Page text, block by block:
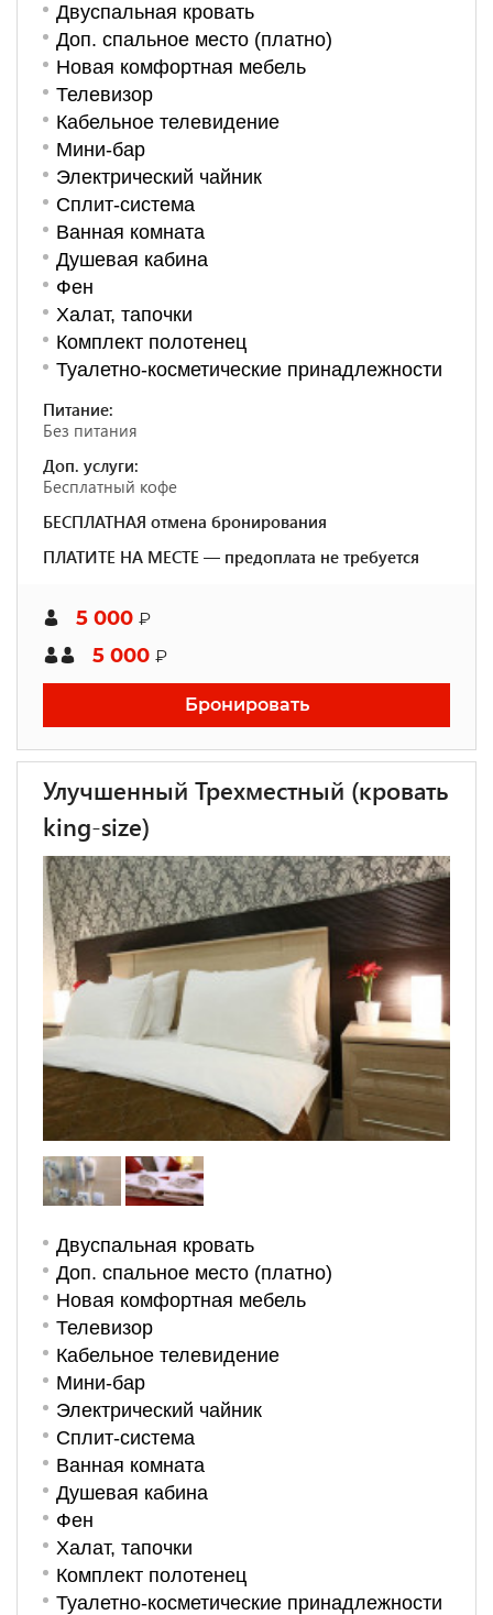
Двуспальная кровать
Доп. спальное место (платно)
Новая комфортная мебель
Телевизор
Кабельное телевидение
Мини-бар
Электрический чайник
Сплит-система
Ванная комната
Душевая кабина
Фен
Халат, тапочки
Комплект полотенец
Туалетно-косметические принадлежности
Питание:
Без питания
Доп. услуги:
Бесплатный кофе
БЕСПЛАТНАЯ отмена бронирования
ПЛАТИТЕ НА МЕСТЕ — предоплата не требуется
5 000 ₽
5 000 ₽
Бронировать
Улучшенный Трехместный (кровать
king-size)
Двуспальная кровать
Доп. спальное место (платно)
Новая комфортная мебель
Телевизор
Кабельное телевидение
Мини-бар
Электрический чайник
Сплит-система
Ванная комната
Душевая кабина
Фен
Халат, тапочки
Комплект полотенец
Туалетно-косметические принадлежности